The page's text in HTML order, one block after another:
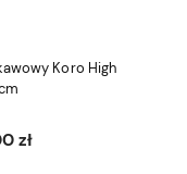
Koro High
zł